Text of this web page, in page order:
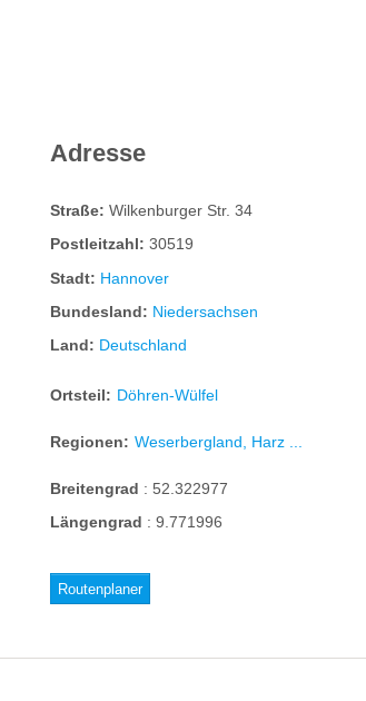
Adresse
Straße:Wilkenburger Str. 34
Postleitzahl:30519
Stadt: Hannover
Bundesland: Niedersachsen
Land: Deutschland
Ortsteil: Döhren-Wülfel
Regionen: Weserbergland, Harz ...
Breitengrad :52.322977
Längengrad :9.771996
Routenplaner